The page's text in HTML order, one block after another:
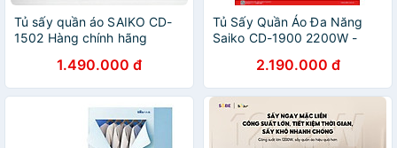
Tủ sấy quần áo SAIKO CD-
1502 Hàng chính hãng
1.490.000 đ
Tủ Sấy Quần Áo Đa Năng
Saiko CD-1900 2200W -
2.190.000 đ